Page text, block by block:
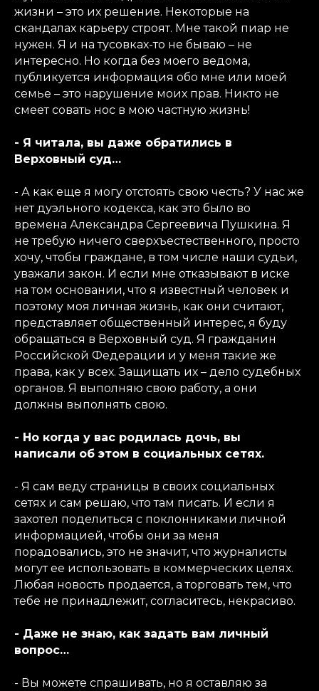
жизни – это их решение. Некоторые на
скандалах карьеру строят. Мне такой пиар не
нужен. Я и на тусовках-то не бываю – не
интересно. Но когда без моего ведома,
публикуется информация обо мне или моей
семье – это нарушение моих прав. Никто не
смеет совать нос в мою частную жизнь!
- Я читала, вы даже обратились в
Верховный суд…
- А как еще я могу отстоять свою честь? У нас же
нет дуэльного кодекса, как это было во
времена Александра Сергеевича Пушкина. Я
не требую ничего сверхъестественного, просто
хочу, чтобы граждане, в том числе наши судьи,
уважали закон. И если мне отказывают в иске
на том основании, что я известный человек и
поэтому моя личная жизнь, как они считают,
представляет общественный интерес, я буду
обращаться в Верховный суд. Я гражданин
Российской Федерации и у меня такие же
права, как у всех. Защищать их – дело судебных
органов. Я выполняю свою работу, а они
должны выполнять свою.
- Но когда у вас родилась дочь, вы
написали об этом в социальных сетях.
- Я сам веду страницы в своих социальных
сетях и сам решаю, что там писать. И если я
захотел поделиться с поклонниками личной
информацией, чтобы они за меня
порадовались, это не значит, что журналисты
могут ее использовать в коммерческих целях.
Любая новость продается, а торговать тем, что
тебе не принадлежит, согласитесь, некрасиво.
- Даже не знаю, как задать вам личный
вопрос…
- Вы можете спрашивать, но я оставляю за